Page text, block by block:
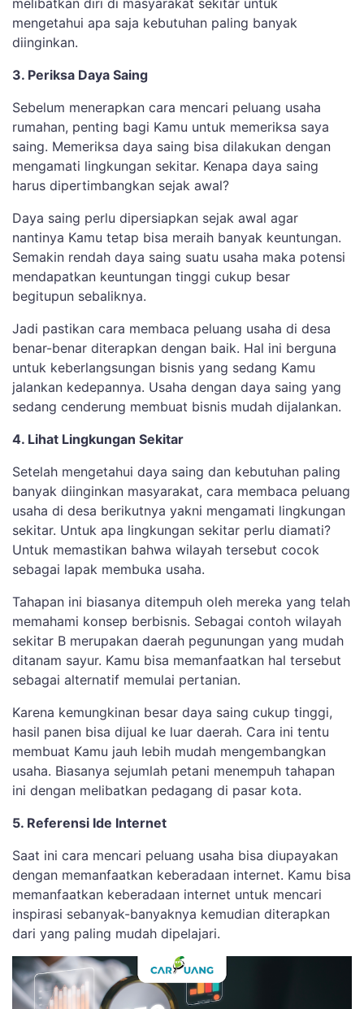
melibatkan diri di masyarakat sekitar untuk
mengetahui apa saja kebutuhan paling banyak
diinginkan.
3. Periksa Daya Saing
Sebelum menerapkan cara mencari peluang usaha
rumahan, penting bagi Kamu untuk memeriksa saya
saing. Memeriksa daya saing bisa dilakukan dengan
mengamati lingkungan sekitar. Kenapa daya saing
harus dipertimbangkan sejak awal?
Daya saing perlu dipersiapkan sejak awal agar
nantinya Kamu tetap bisa meraih banyak keuntungan.
Semakin rendah daya saing suatu usaha maka potensi
mendapatkan keuntungan tinggi cukup besar
begitupun sebaliknya.
Jadi pastikan cara membaca peluang usaha di desa
benar-benar diterapkan dengan baik. Hal ini berguna
untuk keberlangsungan bisnis yang sedang Kamu
jalankan kedepannya. Usaha dengan daya saing yang
sedang cenderung membuat bisnis mudah dijalankan.
4. Lihat Lingkungan Sekitar
Setelah mengetahui daya saing dan kebutuhan paling
banyak diinginkan masyarakat, cara membaca peluang
usaha di desa berikutnya yakni mengamati lingkungan
sekitar. Untuk apa lingkungan sekitar perlu diamati?
Untuk memastikan bahwa wilayah tersebut cocok
sebagai lapak membuka usaha.
Tahapan ini biasanya ditempuh oleh mereka yang telah
memahami konsep berbisnis. Sebagai contoh wilayah
sekitar B merupakan daerah pegunungan yang mudah
ditanam sayur. Kamu bisa memanfaatkan hal tersebut
sebagai alternatif memulai pertanian.
Karena kemungkinan besar daya saing cukup tinggi,
hasil panen bisa dijual ke luar daerah. Cara ini tentu
membuat Kamu jauh lebih mudah mengembangkan
usaha. Biasanya sejumlah petani menempuh tahapan
ini dengan melibatkan pedagang di pasar kota.
5. Referensi Ide Internet
Saat ini cara mencari peluang usaha bisa diupayakan
dengan memanfaatkan keberadaan internet. Kamu bisa
memanfaatkan keberadaan internet untuk mencari
inspirasi sebanyak-banyaknya kemudian diterapkan
dari yang paling mudah dipelajari.